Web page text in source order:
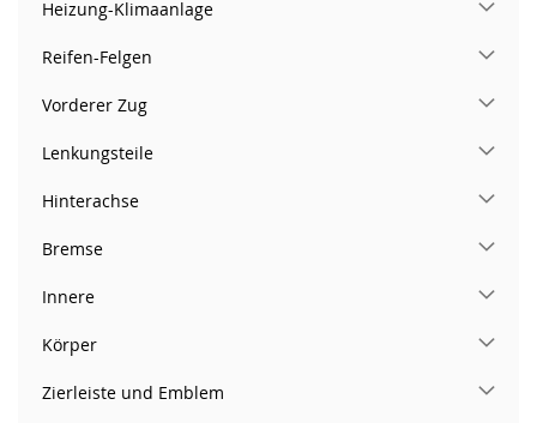
Heizung-Klimaanlage
Reifen-Felgen
Vorderer Zug
Lenkungsteile
Hinterachse
Bremse
Innere
Körper
Zierleiste und Emblem